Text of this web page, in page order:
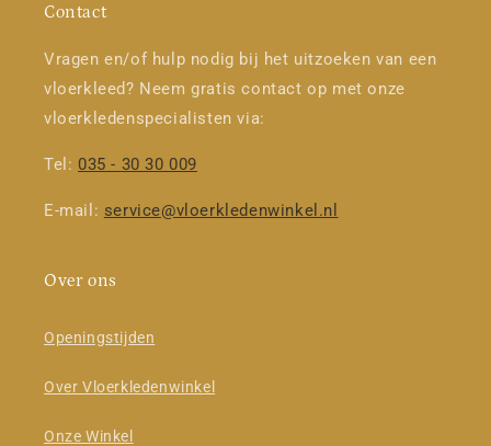
Contact
Vragen en/of hulp nodig bij het uitzoeken van een
vloerkleed? Neem gratis contact op met onze
vloerkledenspecialisten via:
Tel: 035 - 30 30 009
E-mail: service@vloerkledenwinkel.nl
Over ons
Openingstijden
Over Vloerkledenwinkel
Onze Winkel